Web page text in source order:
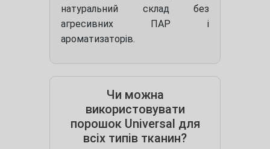
натуральний склад без
агресивних ПАР і
ароматизаторів.
Чи можна
використовувати
порошок Universal для
всіх типів тканин?